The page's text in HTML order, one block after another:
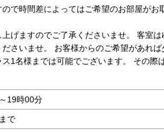
で時間差によってはご希望のお部屋がお
げますのでご了承くださいませ。 客室は
さいませ。 お客様からのご希望があれば
1名様までは可能でございます。 その際
19時00分
で